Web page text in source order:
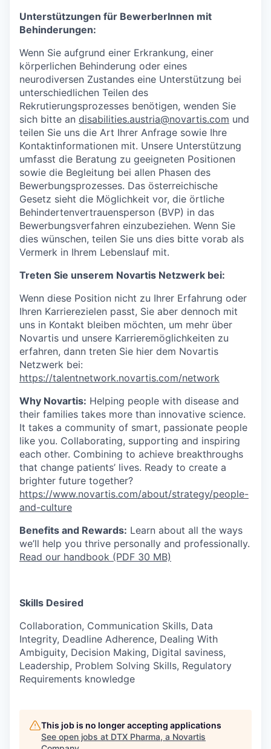
Unterstützungen für BewerberInnen mit
Behinderungen:
Wenn Sie aufgrund einer Erkrankung, einer
körperlichen Behinderung oder eines
neurodiversen Zustandes eine Unterstützung bei
unterschiedlichen Teilen des
Rekrutierungsprozesses benötigen, wenden Sie
sich bitte an disabilities.austria@novartis.com und
teilen Sie uns die Art Ihrer Anfrage sowie Ihre
Kontaktinformationen mit. Unsere Unterstützung
umfasst die Beratung zu geeigneten Positionen
sowie die Begleitung bei allen Phasen des
Bewerbungsprozesses. Das österreichische
Gesetz sieht die Möglichkeit vor, die örtliche
Behindertenvertrauensperson (BVP) in das
Bewerbungsverfahren einzubeziehen. Wenn Sie
dies wünschen, teilen Sie uns dies bitte vorab als
Vermerk in Ihrem Lebenslauf mit.
Treten Sie unserem Novartis Netzwerk bei:
Wenn diese Position nicht zu Ihrer Erfahrung oder
Ihren Karrierezielen passt, Sie aber dennoch mit
uns in Kontakt bleiben möchten, um mehr über
Novartis und unsere Karrieremöglichkeiten zu
erfahren, dann treten Sie hier dem Novartis
Netzwerk bei:
https://talentnetwork.novartis.com/network
Why Novartis: Helping people with disease and
their families takes more than innovative science.
It takes a community of smart, passionate people
like you. Collaborating, supporting and inspiring
each other. Combining to achieve breakthroughs
that change patients’ lives. Ready to create a
brighter future together?
https://www.novartis.com/about/strategy/people-
and-culture
Benefits and Rewards: Learn about all the ways
we’ll help you thrive personally and professionally.
Read our handbook (PDF 30 MB)
Skills Desired
Collaboration, Communication Skills, Data
Integrity, Deadline Adherence, Dealing With
Ambiguity, Decision Making, Digital saviness,
Leadership, Problem Solving Skills, Regulatory
Requirements knowledge
This job is no longer accepting applications
See open jobs at DTX Pharma, a Novartis